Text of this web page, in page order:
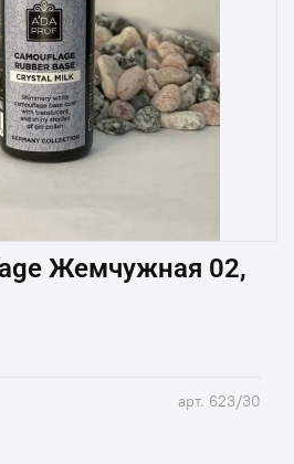
арт. 623/30
Жемчужная 02,